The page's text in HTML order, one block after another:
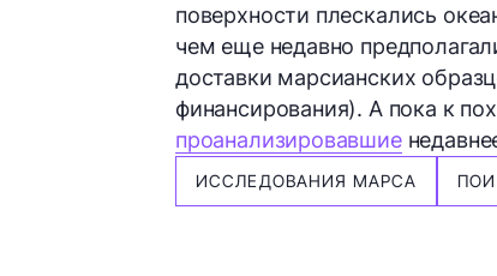
поверхности плескались
чем еще недавно
доставки марсианских
финансирования). А пока к
проанализировавшие
ИССЛЕДОВАНИЯ МАРСА